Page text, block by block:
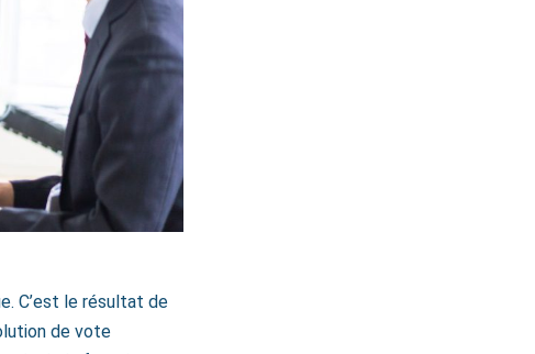
C’est le résultat de
de vote